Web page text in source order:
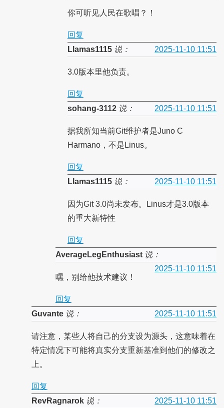
你可听见人民在歌唱？！
回复
Llamas1115说： 2025-11-10 11:51
3.0版本里他负责。
回复
sohang-3112说： 2025-11-10 11:51
据我所知当前Git维护者是Juno C
Harmano，不是Linus。
回复
Llamas1115说： 2025-11-10 11:51
因为Git 3.0尚未发布。Linus才是3.0版本
的重大新特性
回复
AverageLegEnthusiast说：
2025-11-10 11:51
嘿，别给他技术建议！
回复
Guvante说： 2025-11-10 11:51
请注意，某些人将自己的分支设为源头，这意味着在
特定情况下可能将真实分支重新基准到他们的修改之
上。
回复
RevRagnarok说： 2025-11-10 11:51